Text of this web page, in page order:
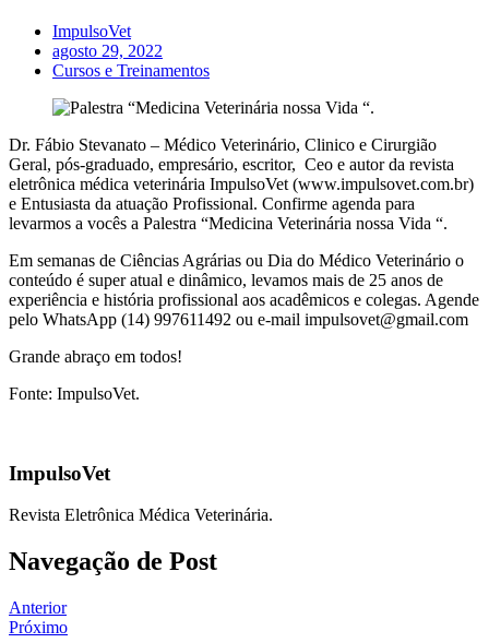
ImpulsoVet
agosto 29, 2022
Cursos e Treinamentos
Dr. Fábio Stevanato – Médico Veterinário, Clinico e Cirurgião
Geral, pós-graduado, empresário, escritor, Ceo e autor da revista
eletrônica médica veterinária ImpulsoVet (www.impulsovet.com.br)
e Entusiasta da atuação Profissional. Confirme agenda para
levarmos a vocês a Palestra “Medicina Veterinária nossa Vida “.
Em semanas de Ciências Agrárias ou Dia do Médico Veterinário o
conteúdo é super atual e dinâmico, levamos mais de 25 anos de
experiência e história profissional aos acadêmicos e colegas. Agende
pelo WhatsApp (14) 997611492 ou e-mail impulsovet@gmail.com
Grande abraço em todos!
Fonte: ImpulsoVet.
ImpulsoVet
Revista Eletrônica Médica Veterinária.
Navegação de Post
Anterior
Próximo